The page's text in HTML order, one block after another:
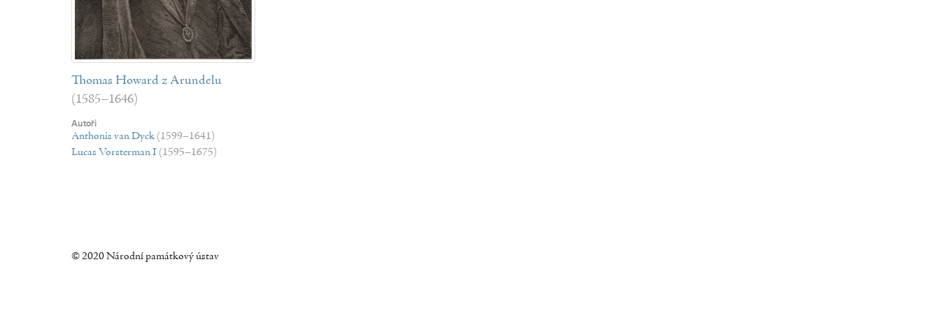
Thomas Howard z Arundelu
(1585–1646)
Autoři
Anthonis van Dyck (1599–1641)
Lucas Vorsterman I (1595–1675)
© 2020 Národní památkový ústav